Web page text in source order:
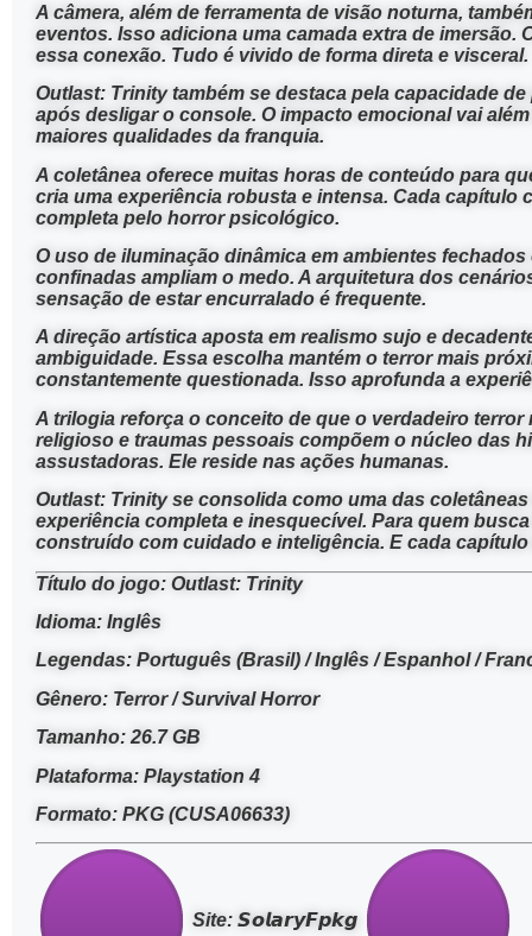
A câmera, além de ferramenta de visão noturna,
eventos. Isso adiciona uma camada extra de
essa conexão. Tudo é vivido de forma direta e visceral.
Outlast: Trinity também se destaca pela capacidade
após desligar o console. O impacto emocional vai
maiores qualidades da franquia.
A coletânea oferece muitas horas de conteúdo para
cria uma experiência robusta e intensa. Cada
completa pelo horror psicológico.
O uso de iluminação dinâmica em ambientes
confinadas ampliam o medo. A arquitetura dos
sensação de estar encurralado é frequente.
A direção artística aposta em realismo sujo e
ambiguidade. Essa escolha mantém o terror mais
constantemente questionada. Isso aprofunda a
A trilogia reforça o conceito de que o verdadeiro
religioso e traumas pessoais compõem o núcleo das
assustadoras. Ele reside nas ações humanas.
Outlast: Trinity se consolida como uma das
experiência completa e inesquecível. Para quem
construído com cuidado e inteligência. E cada
Título do jogo: Outlast: Trinity
Idioma: Inglês
Legendas: Português (Brasil) / Inglês / Espanhol /
Gênero: Terror / Survival Horror
Tamanho: 26.7 GB
Plataforma: Playstation 4
Formato: PKG (CUSA06633)
Site: 𝙎𝙤𝙡𝙖𝙧𝙮𝙁𝙥𝙠𝙜